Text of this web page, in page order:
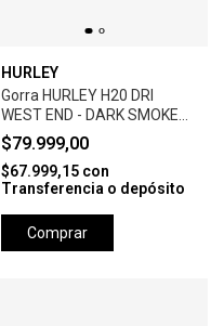
HURLEY
Gorra HURLEY H20 DRI
WEST END - DARK SMOKE
GREY
$79.999,00
$67.999,15 con
Transferencia o depósito
Comprar